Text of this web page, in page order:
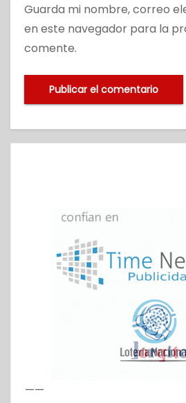
Guarda mi nombre, correo
en este navegador para la
comente.
——